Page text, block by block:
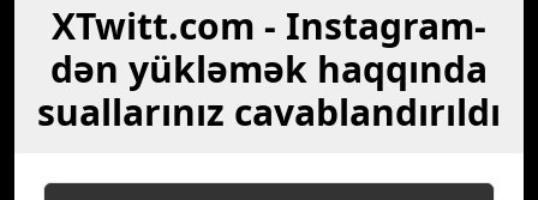
XTwitt.com - Instagram-
dən yükləmək haqqında
suallarınız cavablandırıldı